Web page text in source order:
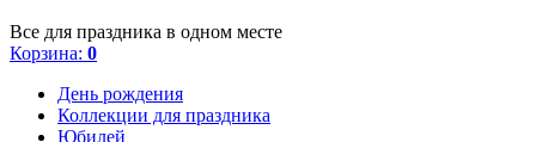
Все для праздника в одном месте
Корзина: 0
День рождения
Коллекции для праздника
Юбилей